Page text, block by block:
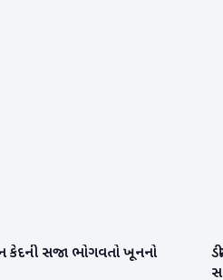
કેદની સજા ભોગવતો ખૂનનો